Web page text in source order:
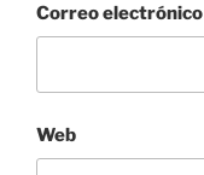
Correo electrónico
Web